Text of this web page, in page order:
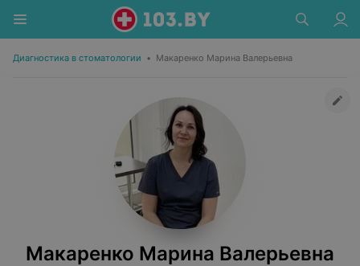
Диагностика в стоматологии • Макаренко Марина Валерьевна
Макаренко Марина Валерьевна